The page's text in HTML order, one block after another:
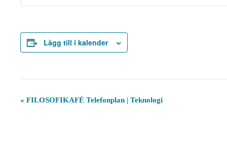
Lägg till i kalender
E
« FILOSOFIKAFÉ Telefonplan | Teknologi